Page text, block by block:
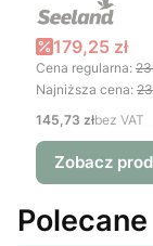
Cena
179,25 zł
Cena regularna:
Najniższa cena:
Cena
145,73 złbez VAT
Zobacz